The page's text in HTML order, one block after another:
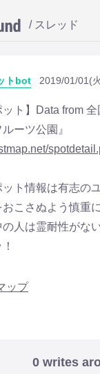
スレッド
トbot 2019/01/01(
ット】Data from
ルーツ公園』
ト情報は有志の
こさぬよう慎重
人は霊耐性がな
ップ
0 writes